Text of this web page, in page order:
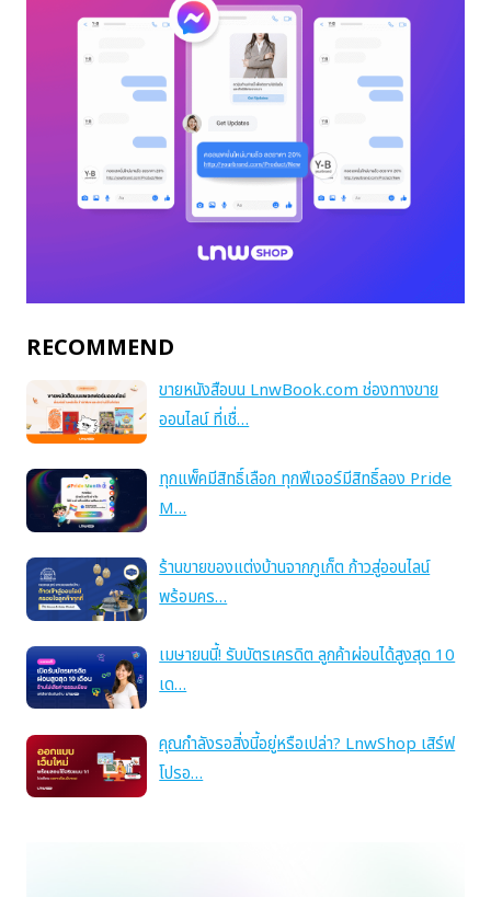
RECOMMEND
ขายหนังสือบน LnwBook.com ช่องทางขาย
ออนไลน์ ที่เชื่…
ทุกแพ็คมีสิทธิ์เลือก ทุกฟีเจอร์มีสิทธิ์ลอง Pride
M…
ร้านขายของแต่งบ้านจากภูเก็ต ก้าวสู่ออนไลน์
พร้อมคร…
เมษายนนี้! รับบัตรเครดิต ลูกค้าผ่อนได้สูงสุด 10
เด…
คุณกำลังรอสิ่งนี้อยู่หรือเปล่า? LnwShop เสิร์ฟ
โปรอ…